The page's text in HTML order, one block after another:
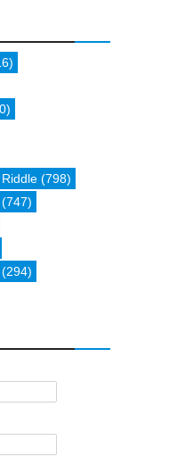
Riddle (798)
(747)
(294)